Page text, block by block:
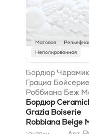
Матовая
Неполированная
Бордюр
Грациа Бойсерие
Роббиана Беж
8x20
Бордюр
Grazia Boiserie
Robbiana Beige
8x20